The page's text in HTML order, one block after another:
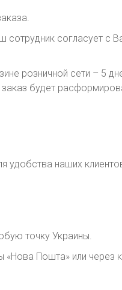
согласует с
розничной сети – 5
заказ будет
удобства наших
точку Украины.
Пошта» или через